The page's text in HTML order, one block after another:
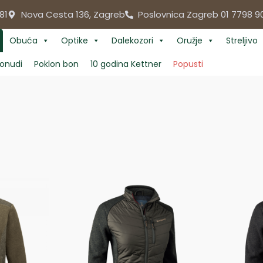
Nova Cesta 136, Zagreb Poslovnica Zagreb 01 7798
Obuća Optike Dalekozori Oružje Streljivo
Poklon bon 10 godina Kettner Popusti